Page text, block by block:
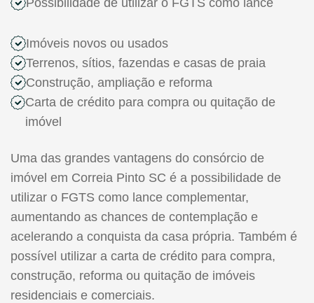
Imóveis novos ou usados
Terrenos, sítios, fazendas e casas de praia
Construção, ampliação e reforma
Carta de crédito para compra ou quitação de
imóvel
Uma das grandes vantagens do consórcio de
imóvel em Correia Pinto SC é a possibilidade de
utilizar o FGTS como lance complementar,
aumentando as chances de contemplação e
acelerando a conquista da casa própria. Também é
possível utilizar a carta de crédito para compra,
construção, reforma ou quitação de imóveis
residenciais e comerciais.